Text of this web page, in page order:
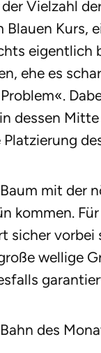
Vielzahl
Blauen Kurs,
eigentlich
ehe es
dessen
mit der
kommen.
sicher vorbei
wellige
Bahn des